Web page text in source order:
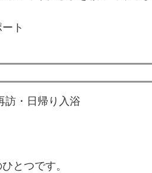
ト
訪・日帰り入浴
とつです。